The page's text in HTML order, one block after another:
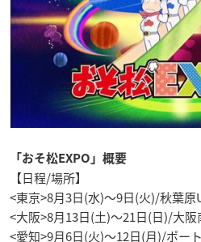
「おそ松EXPO」概要
【日程/場所】
<東京>8月3日(水)〜9日(火)/秋葉原
<大阪>8月13日(土)〜21日(日)/大阪
<愛知>9月6日(火)〜12日(月)/ポー